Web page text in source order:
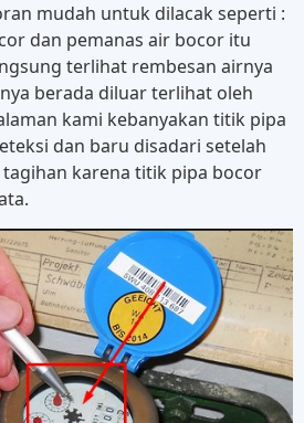
mudah untuk dilacak seperti :
dan pemanas air bocor itu
terlihat rembesan airnya
berada diluar terlihat oleh
kami kebanyakan titik pipa
dan baru disadari setelah
karena titik pipa bocor